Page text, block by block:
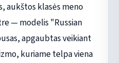
aukštos klasės meno
— modelis "Russian
apgaubtas veikiant
kuriame telpa viena